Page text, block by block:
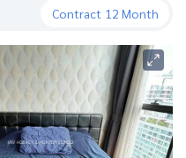
Contract 12 Month